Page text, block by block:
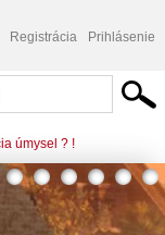
Registrácia Prihlásenie
úmysel ? !